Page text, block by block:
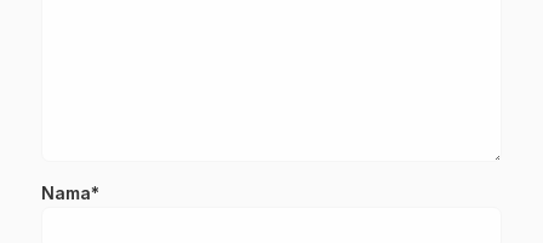
Nama*